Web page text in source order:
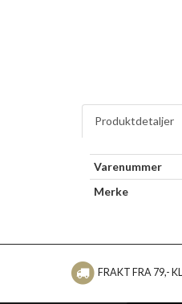
Produktdetaljer
Varenummer
Merke
FRAKT FRA 79,-